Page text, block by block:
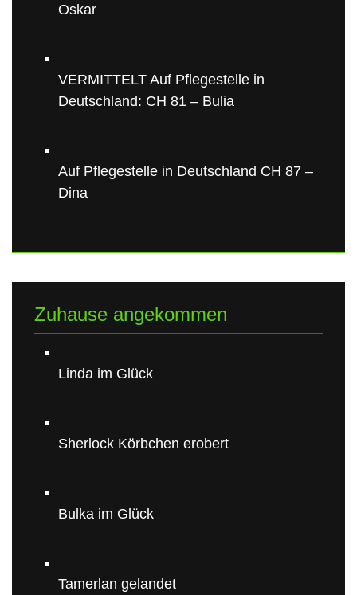
Oskar
VERMITTELT Auf Pflegestelle in
Deutschland: CH 81 – Bulia
Auf Pflegestelle in Deutschland CH 87 –
Dina
Zuhause angekommen
Linda im Glück
Sherlock Körbchen erobert
Bulka im Glück
Tamerlan gelandet